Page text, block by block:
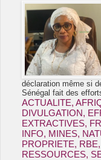
déclaration même si
Sénégal fait des
ACTUALITE,
DIVULGATION,
EXTRACTIVES,
INFO, MINES,
PROPRIETE, RBE,
RESSOURCES,